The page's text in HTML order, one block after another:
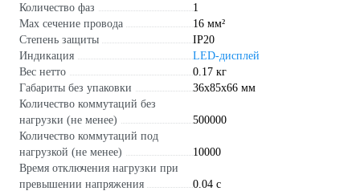
Количество фаз
1
Max сечение провода
16 мм²
Степень защиты
IP20
Индикация
LED-дисплей
Вес нетто
0.17 кг
Габариты без упаковки
36х85х66 мм
Количество коммутаций без
нагрузки (не менее)
500000
Количество коммутаций под
нагрузкой (не менее)
10000
Время отключения нагрузки при
превышении напряжения
0.04 с